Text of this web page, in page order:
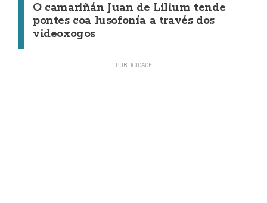
O camariñán Juan de Lilium tende
pontes coa lusofonía a través dos
videoxogos